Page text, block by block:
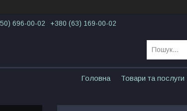
696-00-02 +380 (63) 169-00-02
Головна Товари та послуги